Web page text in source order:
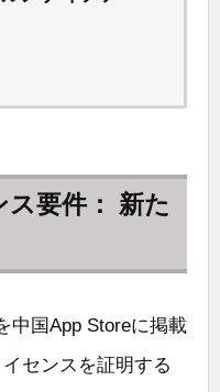
要件： 新た
中国App Storeに掲載
センスを証明する